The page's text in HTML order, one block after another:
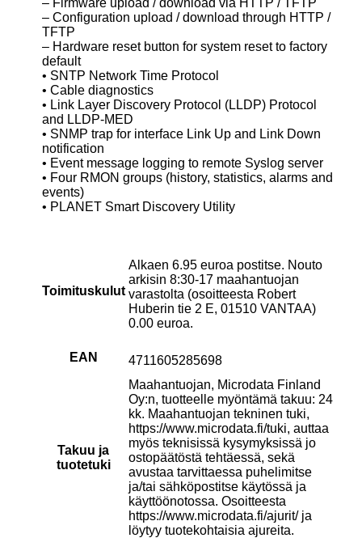
– Configuration upload / download through HTTP /
TFTP
– Hardware reset button for system reset to factory
default
• SNTP Network Time Protocol
• Cable diagnostics
• Link Layer Discovery Protocol (LLDP) Protocol
and LLDP-MED
• SNMP trap for interface Link Up and Link Down
notification
• Event message logging to remote Syslog server
• Four RMON groups (history, statistics, alarms and
events)
• PLANET Smart Discovery Utility
Toimituskulut
Alkaen 6.95 euroa postitse. Nouto
arkisin 8:30-17 maahantuojan
varastolta (osoitteesta Robert
Huberin tie 2 E, 01510 VANTAA)
0.00 euroa.
EAN 4711605285698
Takuu ja
tuotetuki
Maahantuojan, Microdata Finland
Oy:n, tuotteelle myöntämä takuu: 24
kk. Maahantuojan tekninen tuki,
https://www.microdata.fi/tuki, auttaa
myös teknisissä kysymyksissä jo
ostopäätöstä tehtäessä, sekä
avustaa tarvittaessa puhelimitse
ja/tai sähköpostitse käytössä ja
käyttöönotossa. Osoitteesta
https://www.microdata.fi/ajurit/ ja
löytyy tuotekohtaisia ajureita.